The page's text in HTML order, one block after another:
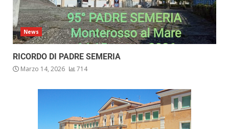
News
RICORDO DI PADRE SEMERIA
Marzo 14, 2026 714